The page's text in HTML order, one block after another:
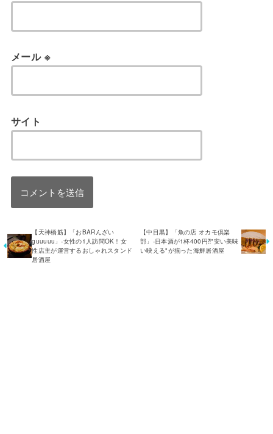
メール ※
サイト
【天神橋筋】「おBARんざい
guuuuu」-女性の1人訪問OK！女
性店主が運営するおしゃれスタンド
居酒屋
【中目黒】「魚の店 オカモ倶楽
部」-日本酒が1杯400円⁈"安い美味
い映える"が揃った海鮮居酒屋